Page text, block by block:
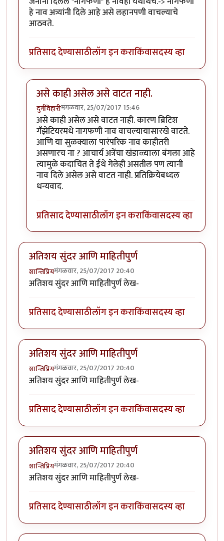
हे नाव अत्र्यांनी दिले आहे असे लहानपणी वाचल्याचे
आठवते.
प्रतिसाद देण्यासाठीलॉग इन कराकिंवासदस्य व्हा
असे काही असेल असे वाटत नाही.
दुर्गविहारीमंगळवार, 25/07/2017 15:46
In reply toनागफणी - प्र. के. अत्रेbyसाबु
असे काही असेल असे वाटत नाही. कारण ब्रिटिश
गँझेटियरमधे नागफणी नाव वाचल्यायासारखे वाटते.
आणि या सुळक्याला पारंपरिक नाव काहीतरी
असणारच ना ? आचार्य अत्रेंचा खंडाळ्याला बंगला आहे
त्यामुळे कदाचित ते ईथे गेलेही असतील पण त्यानी
नाव दिले असेल असे वाटत नाही. प्रतिक्रियेबध्दल
धन्यवाद.
प्रतिसाद देण्यासाठीलॉग इन कराकिंवासदस्य व्हा
अतिशय सुंदर आणि माहितीपुर्ण
शान्तिप्रियमंगळवार, 25/07/2017 20:40
अतिशय सुंदर आणि माहितीपुर्ण लेख-
प्रतिसाद देण्यासाठीलॉग इन कराकिंवासदस्य व्हा
अतिशय सुंदर आणि माहितीपुर्ण
शान्तिप्रियमंगळवार, 25/07/2017 20:40
अतिशय सुंदर आणि माहितीपुर्ण लेख-
प्रतिसाद देण्यासाठीलॉग इन कराकिंवासदस्य व्हा
अतिशय सुंदर आणि माहितीपुर्ण
शान्तिप्रियमंगळवार, 25/07/2017 20:40
अतिशय सुंदर आणि माहितीपुर्ण लेख-
प्रतिसाद देण्यासाठीलॉग इन कराकिंवासदस्य व्हा